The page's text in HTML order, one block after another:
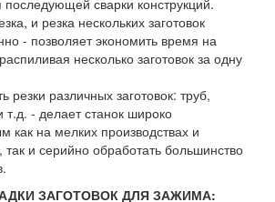
последующей сварки конструкций.
и резка нескольких заготовок
- позволяет экономить время на
несколько заготовок за одну
резки различных заготовок: труб,
- делает станок широко
как на мелких производствах и
так и серийно обработать большинство
ЗАГОТОВОК ДЛЯ ЗАЖИМА: